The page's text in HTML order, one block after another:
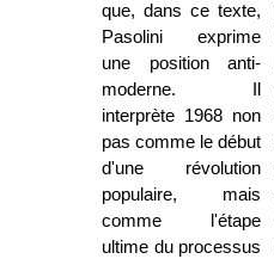
que, dans ce texte,
Pasolini exprime
une position anti-
moderne. Il
interprète 1968 non
pas comme le début
d'une révolution
populaire, mais
comme l'étape
ultime du processus